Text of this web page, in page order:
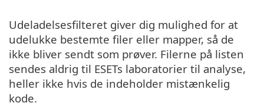
Udeladelsesfilteret giver dig mulighed for at
udelukke bestemte filer eller mapper, så de
ikke bliver sendt som prøver. Filerne på listen
sendes aldrig til ESETs laboratorier til analyse,
heller ikke hvis de indeholder mistænkelig
kode.